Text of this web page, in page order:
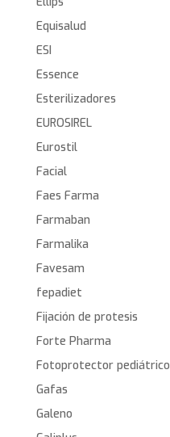
Equisalud
ESI
Essence
Esterilizadores
EUROSIREL
Eurostil
Facial
Faes Farma
Farmaban
Farmalika
Favesam
fepadiet
Fijación de protesis
Forte Pharma
Fotoprotector pediátrico
Gafas
Galeno